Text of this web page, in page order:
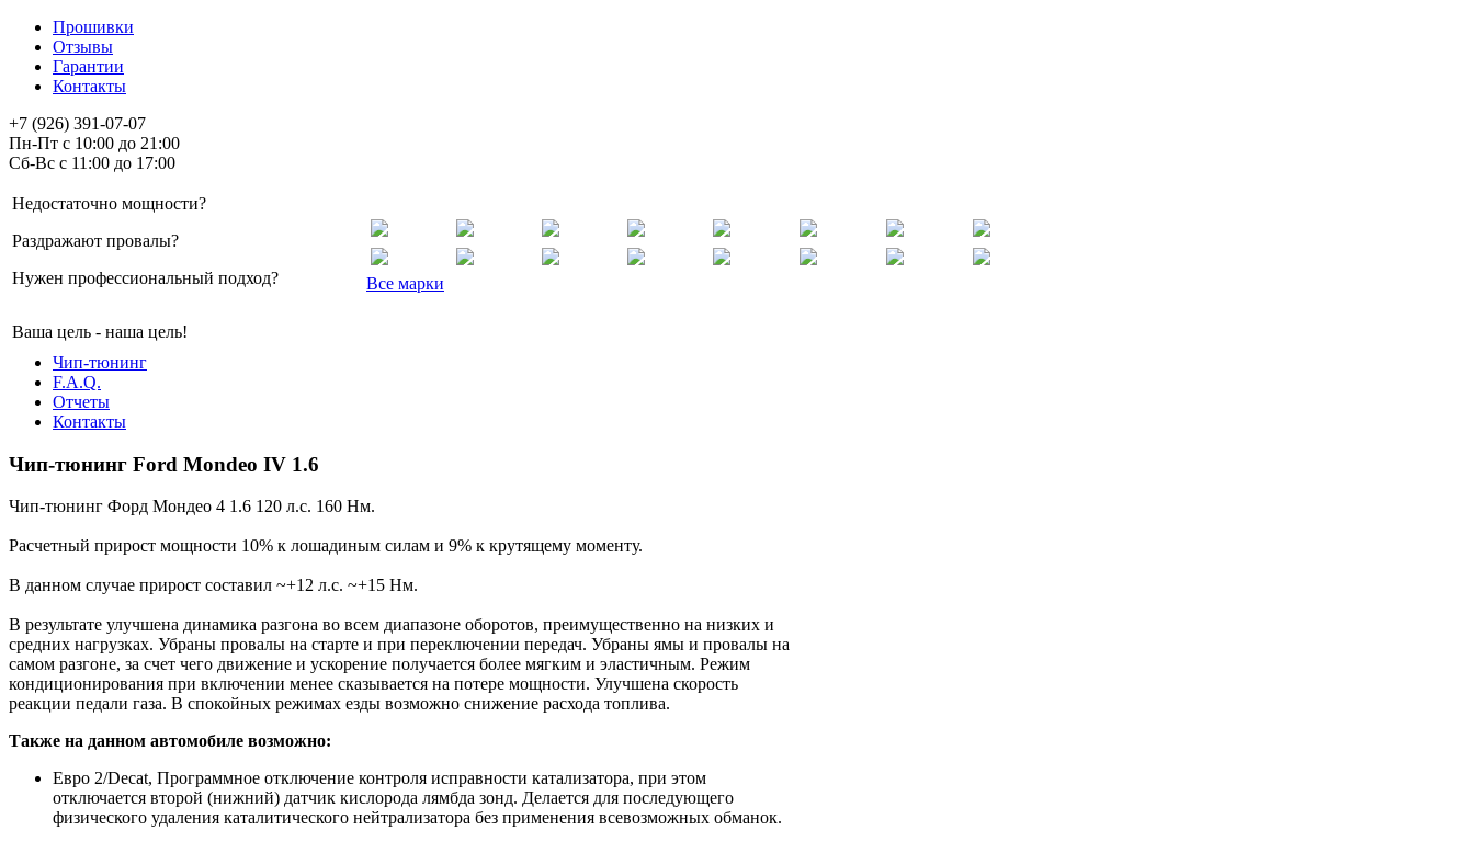
Прошивки
Отзывы
Гарантии
Контакты
+7 (926) 391-07-07
Пн-Пт с 10:00 до 21:00
Сб-Вс с 11:00 до 17:00
Недостаточно мощности?
Раздражают провалы?
Нужен профессиональный подход?
Ваша цель - наша цель!
Все марки
Чип-тюнинг
F.A.Q.
Отчеты
Контакты
Чип-тюнинг Ford Mondeo IV 1.6
Чип-тюнинг Форд Мондео 4 1.6 120 л.с. 160 Нм.
Расчетный прирост мощности 10% к лошадиным силам и 9% к крутящему моменту.
В данном случае прирост составил ~+12 л.с. ~+15 Нм.
В результате улучшена динамика разгона во всем диапазоне оборотов, преимущественно на низких и
средних нагрузках. Убраны провалы на старте и при переключении передач. Убраны ямы и провалы на
самом разгоне, за счет чего движение и ускорение получается более мягким и эластичным. Режим
кондиционирования при включении менее сказывается на потере мощности. Улучшена скорость
реакции педали газа. В спокойных режимах езды возможно снижение расхода топлива.
Также на данном автомобиле возможно:
Евро 2/Decat, Программное отключение контроля исправности катализатора, при этом
отключается второй (нижний) датчик кислорода лямбда зонд. Делается для последующего
физического удаления каталитического нейтрализатора без применения всевозможных обманок.